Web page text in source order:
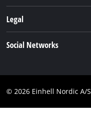
Kundeservice
Legal
Compliance
Social Networks
Youtube
© 2026 Einhell Nordic A/S